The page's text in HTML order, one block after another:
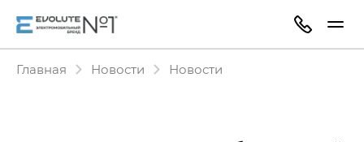
Главная Новости Новости